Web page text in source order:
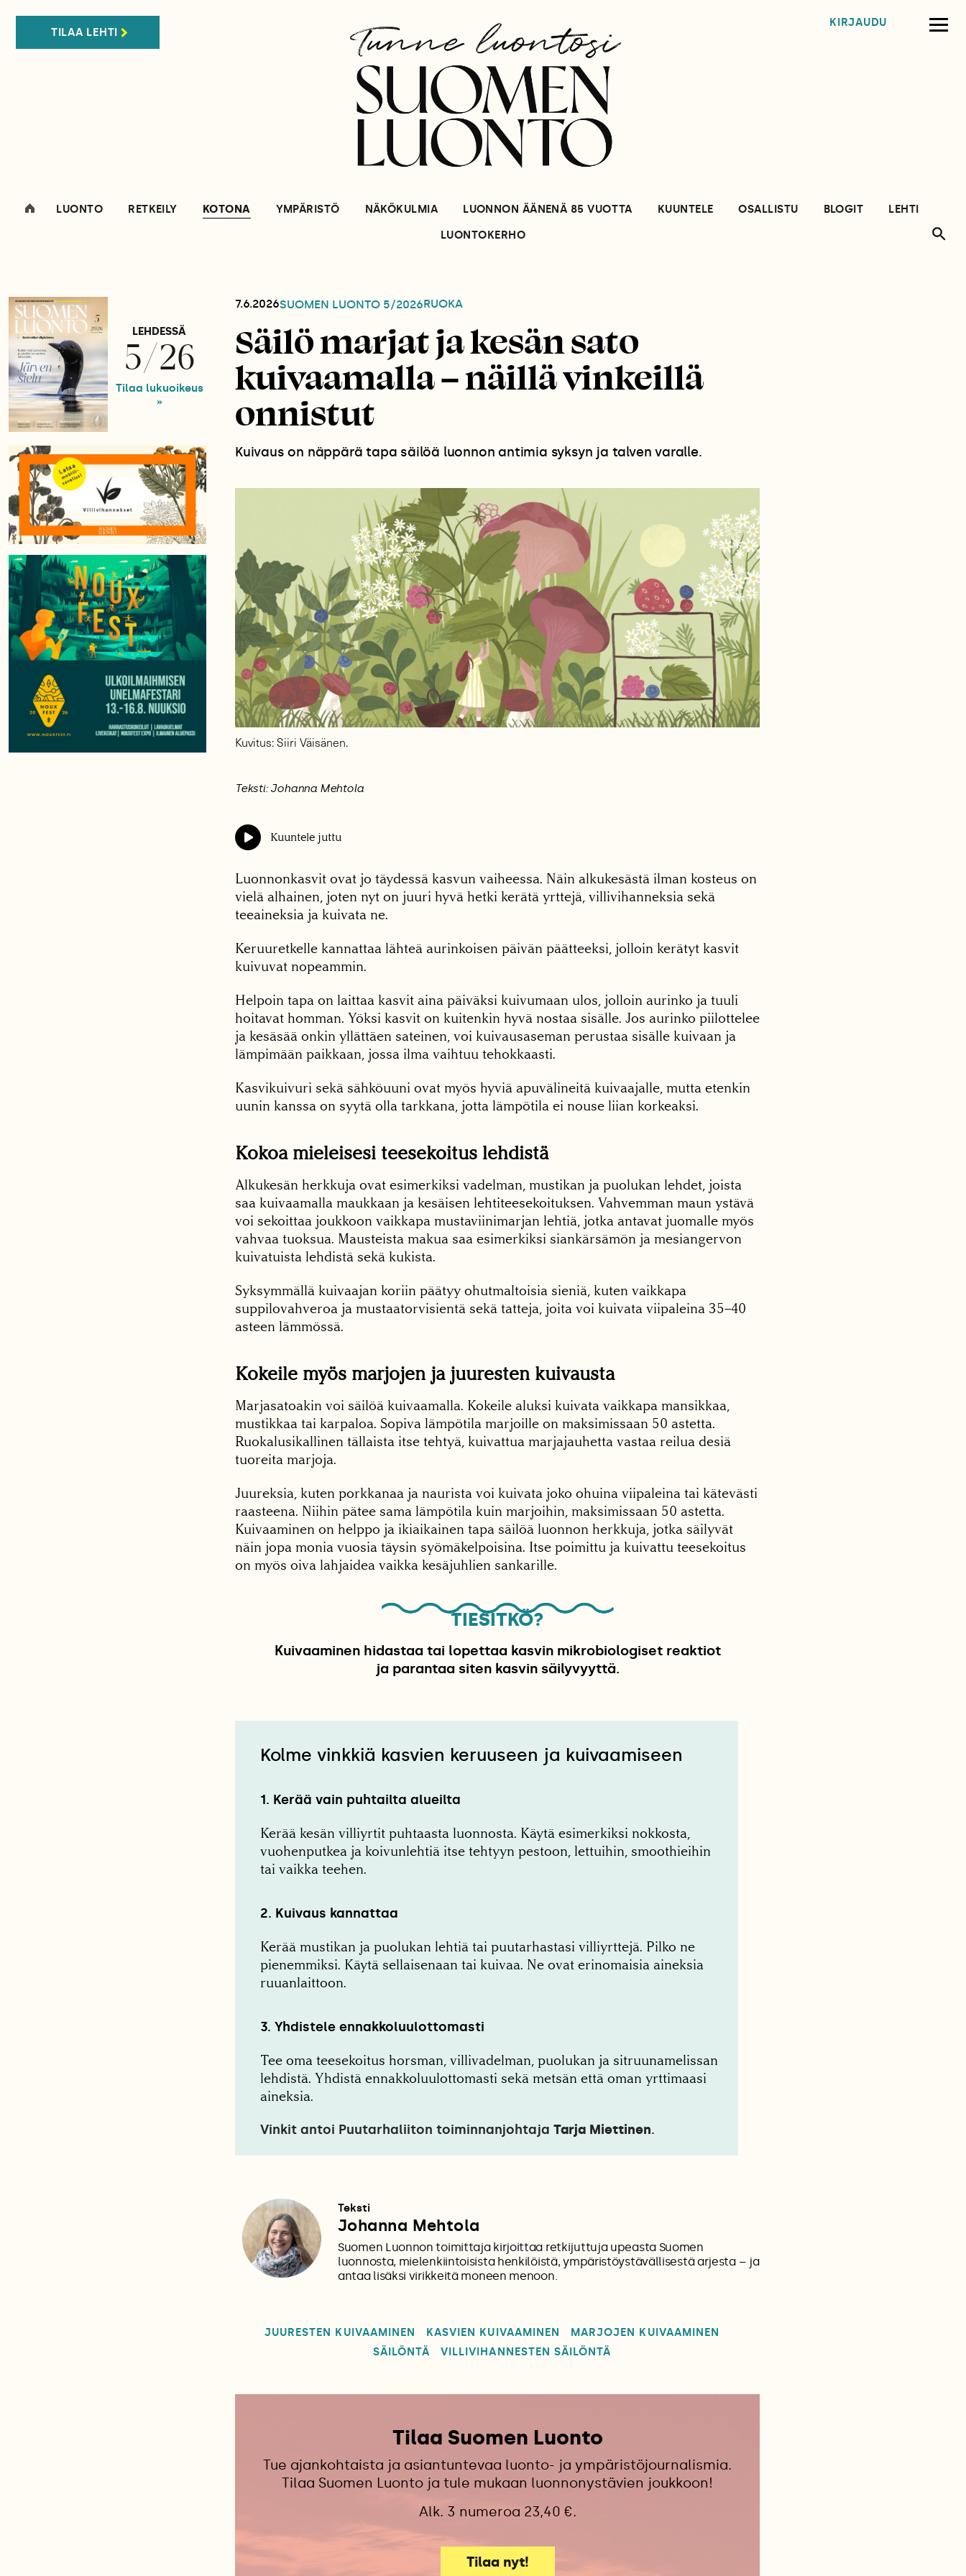
TILAA LEHTI
KIRJAUDU
LUONTO RETKEILY KOTONA YMPÄRISTÖ NÄKÖKULMIA LUONNON ÄÄNENÄ 85 VUOTTA KUUNTELE OSALLISTU BLOGIT
LEHTI
LUONTOKERHO
LEHDESSÄ
5/26
Tilaa lukuoikeus
»
7.6.2026SUOMEN LUONTO 5/2026RUOKA
Säilö marjat ja kesän sato
kuivaamalla – näillä vinkeillä
onnistut
Kuivaus on näppärä tapa säilöä luonnon antimia syksyn ja talven varalle.
Kuvitus: Siiri Väisänen.
Teksti: Johanna Mehtola
Kuuntele juttu
Luonnonkasvit ovat jo täydessä kasvun vaiheessa. Näin alkukesästä ilman kosteus on
vielä alhainen, joten nyt on juuri hyvä hetki kerätä yrttejä, villivihanneksia sekä
teeaineksia ja kuivata ne.
Keruuretkelle kannattaa lähteä aurinkoisen päivän päätteeksi, jolloin kerätyt kasvit
kuivuvat nopeammin.
Helpoin tapa on laittaa kasvit aina päiväksi kuivumaan ulos, jolloin aurinko ja tuuli
hoitavat homman. Yöksi kasvit on kuitenkin hyvä nostaa sisälle. Jos aurinko piilottelee
ja kesäsää onkin yllättäen sateinen, voi kuivausaseman perustaa sisälle kuivaan ja
lämpimään paikkaan, jossa ilma vaihtuu tehokkaasti.
Kasvikuivuri sekä sähköuuni ovat myös hyviä apuvälineitä kuivaajalle, mutta etenkin
uunin kanssa on syytä olla tarkkana, jotta lämpötila ei nouse liian korkeaksi.
Kokoa mieleisesi teesekoitus lehdistä
Alkukesän herkkuja ovat esimerkiksi vadelman, mustikan ja puolukan lehdet, joista
saa kuivaamalla maukkaan ja kesäisen lehtiteesekoituksen. Vahvemman maun ystävä
voi sekoittaa joukkoon vaikkapa mustaviinimarjan lehtiä, jotka antavat juomalle myös
vahvaa tuoksua. Mausteista makua saa esimerkiksi siankärsämön ja mesiangervon
kuivatuista lehdistä sekä kukista.
Syksymmällä kuivaajan koriin päätyy ohutmaltoisia sieniä, kuten vaikkapa
suppilovahveroa ja mustaatorvisientä sekä tatteja, joita voi kuivata viipaleina 35–40
asteen lämmössä.
Kokeile myös marjojen ja juuresten kuivausta
Marjasatoakin voi säilöä kuivaamalla. Kokeile aluksi kuivata vaikkapa mansikkaa,
mustikkaa tai karpaloa. Sopiva lämpötila marjoille on maksimissaan 50 astetta.
Ruokalusikallinen tällaista itse tehtyä, kuivattua marjajauhetta vastaa reilua desiä
tuoreita marjoja.
Juureksia, kuten porkkanaa ja naurista voi kuivata joko ohuina viipaleina tai kätevästi
raasteena. Niihin pätee sama lämpötila kuin marjoihin, maksimissaan 50 astetta.
Kuivaaminen on helppo ja ikiaikainen tapa säilöä luonnon herkkuja, jotka säilyvät
näin jopa monia vuosia täysin syömäkelpoisina. Itse poimittu ja kuivattu tee­sekoitus
on myös oiva lahjaidea vaikka kesäjuhlien sankarille.
TIESITKÖ?
Kuivaaminen hidastaa tai lopettaa kasvin mikrobiologiset reaktiot
ja parantaa siten kasvin säilyvyyttä.
Kolme vinkkiä kasvien keruuseen ja kuivaamiseen
1. Kerää vain puhtailta alueilta
Kerää kesän villiyrtit puhtaasta luonnosta. Käytä esimerkiksi nokkosta,
vuohenputkea ja koivunlehtiä itse tehtyyn pestoon, lettuihin, smoothieihin
tai vaikka teehen.
2. Kuivaus kannattaa
Kerää mustikan ja puolukan lehtiä tai puutarhastasi villiyrttejä. Pilko ne
pienemmiksi. Käytä sellaisenaan tai kuivaa. Ne ovat erinomaisia aineksia
ruuanlaittoon.
3. Yhdistele ennakkoluulottomasti
Tee oma teesekoitus horsman, villivadelman, puolukan ja sitruunamelissan
lehdistä. Yhdistä ennakkoluulottomasti sekä metsän että oman yrttimaasi
aineksia.
Vinkit antoi Puutarhaliiton toiminnanjohtaja Tarja Miettinen.
Teksti
Johanna Mehtola
Suomen Luonnon toimittaja kirjoittaa retkijuttuja upeasta Suomen
luonnosta, mielenkiintoisista henkilöistä, ympäristöystävällisestä arjesta – ja
antaa lisäksi virikkeitä moneen menoon.
JUURESTEN KUIVAAMINEN KASVIEN KUIVAAMINEN
MARJOJEN KUIVAAMINEN
SÄILÖNTÄ
VILLIVIHANNESTEN SÄILÖNTÄ
Tilaa Suomen Luonto
Tue ajankohtaista ja asiantuntevaa luonto- ja ympäristöjournalismia.
Tilaa Suomen Luonto ja tule mukaan luonnonystävien joukkoon!
Alk. 3 numeroa 23,40 €.
Tilaa nyt!